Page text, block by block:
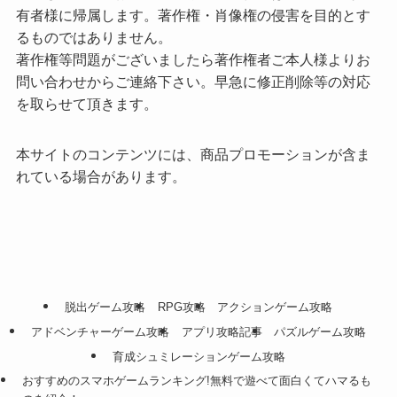
有者様に帰属します。著作権・肖像権の侵害を目的とす
るものではありません。
著作権等問題がございましたら著作権者ご本人様よりお
問い合わせからご連絡下さい。早急に修正削除等の対応
を取らせて頂きます。
本サイトのコンテンツには、商品プロモーションが含ま
れている場合があります。
脱出ゲーム攻略 RPG攻略
アクションゲーム攻略
アドベンチャーゲーム攻略
アプリ攻略記事
パズルゲーム攻略
育成シュミレーションゲーム攻略
おすすめのスマホゲームランキング!無料で遊べて面白くてハマるも